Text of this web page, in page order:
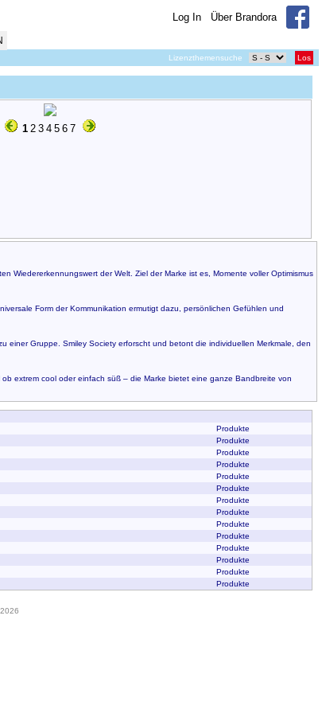
Log In Über Brandora
Lizenzthemensuche Los
1 2 3 4 5 6 7
Wiedererkennungswert der Welt. Ziel der Marke ist es, Momente voller Optimismus
Form der Kommunikation ermutigt dazu, persönlichen Gefühlen und
einer Gruppe. Smiley Society erforscht und betont die individuellen Merkmale, den
extrem cool oder einfach süß – die Marke bietet eine ganze Bandbreite von
Produkte
Produkte
Produkte
Produkte
Produkte
Produkte
Produkte
Produkte
Produkte
Produkte
Produkte
Produkte
Produkte
Produkte